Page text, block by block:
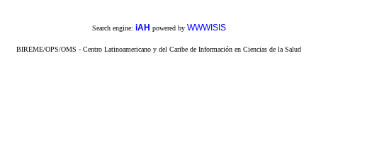
Search engine: iAH powered by WWWISIS
BIREME/OPS/OMS - Centro Latinoamericano y del Caribe de Información en Ciencias de la Salud